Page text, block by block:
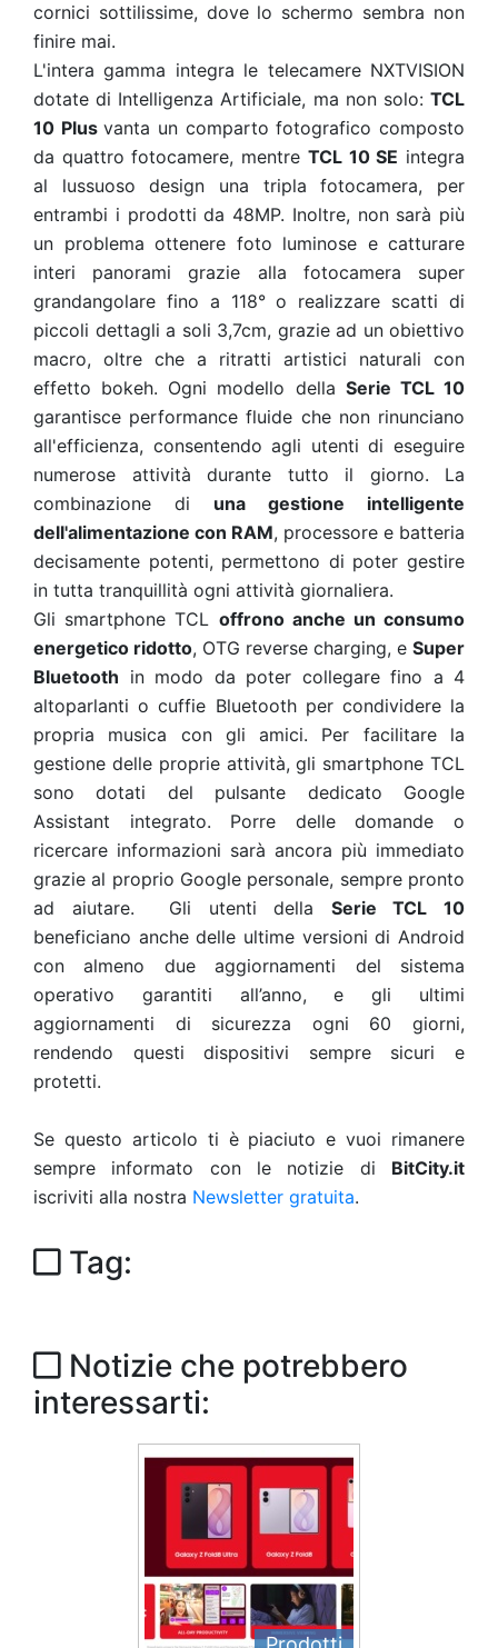
cornici sottilissime, dove lo schermo sembra non
finire mai.
L'intera gamma integra le telecamere NXTVISION
dotate di Intelligenza Artificiale, ma non solo: TCL
10 Plusvanta un comparto fotografico composto
da quattro fotocamere, mentre TCL 10 SE integra
al lussuoso design una tripla fotocamera, per
entrambi i prodotti da 48MP. Inoltre, non sarà più
un problema ottenere foto luminose e catturare
interi panorami grazie alla fotocamera super
grandangolare fino a 118° o realizzare scatti di
piccoli dettagli a soli 3,7cm, grazie ad un obiettivo
macro, oltre che a ritratti artistici naturali con
effetto bokeh. Ogni modello della Serie TCL 10
garantisce performance fluide che non rinunciano
all'efficienza, consentendo agli utenti di eseguire
numerose attività durante tutto il giorno. La
combinazione di una gestione intelligente
dell'alimentazione con RAM, processore e batteria
decisamente potenti, permettono di poter gestire
in tutta tranquillità ogni attività giornaliera.
Gli smartphone TCL offrono anche un consumo
energetico ridotto, OTG reverse charging, e Super
Bluetooth in modo da poter collegare fino a 4
altoparlanti o cuffie Bluetooth per condividere la
propria musica con gli amici. Per facilitare la
gestione delle proprie attività, gli smartphone TCL
sono dotati del pulsante dedicato Google
Assistant integrato. Porre delle domande o
ricercare informazioni sarà ancora più immediato
grazie al proprio Google personale, sempre pronto
ad aiutare. Gli utenti della Serie TCL 10
beneficiano anche delle ultime versioni di Android
con almeno due aggiornamenti del sistema
operativo garantiti all’anno, e gli ultimi
aggiornamenti di sicurezza ogni 60 giorni,
rendendo questi dispositivi sempre sicuri e
protetti.
Se questo articolo ti è piaciuto e vuoi rimanere
sempre informato con le notizie di BitCity.it
iscriviti alla nostra Newsletter gratuita.
Tag:
Notizie che potrebbero
interessarti: